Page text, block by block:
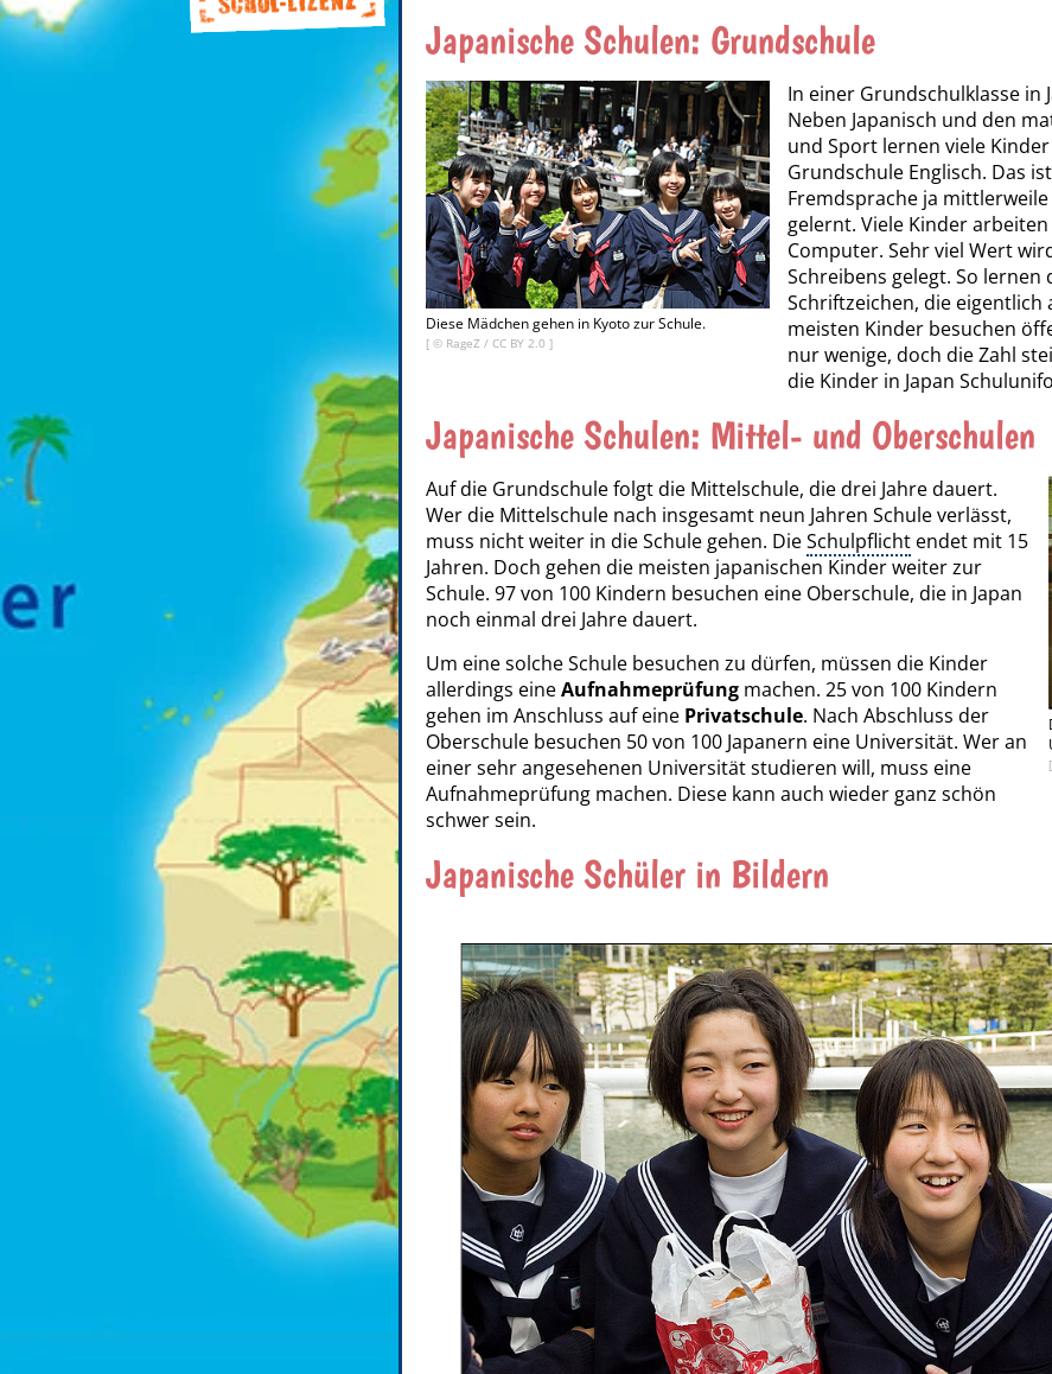
Japanische Schulen: Grundschule
Diese Mädchen gehen in Kyoto zur Schule.
[ © RageZ / CC BY 2.0 ]
In einer Grundschulklasse in
Neben Japanisch und den
und Sport lernen viele
Grundschule Englisch. Das
Fremdsprache ja
gelernt. Viele Kinder
Computer. Sehr viel Wert
Schreibens gelegt. So
Schriftzeichen, die eigentlich
meisten Kinder besuchen
nur wenige, doch die Zahl
die Kinder in Japan
Japanische Schulen: Mittel- und Oberschulen
Auf die Grundschule folgt die Mittelschule, die drei Jahre dauert.
Wer die Mittelschule nach insgesamt neun Jahren Schule verlässt,
muss nicht weiter in die Schule gehen. DieSchulpflicht endet mit 15
Jahren. Doch gehen die meisten japanischen Kinder weiter zur
Schule. 97 von 100 Kindern besuchen eine Oberschule, die in Japan
noch einmal drei Jahre dauert.
Um eine solche Schule besuchen zu dürfen, müssen die Kinder
allerdings eineAufnahmeprüfung machen. 25 von 100 Kindern
gehen im Anschluss auf eine Privatschule. Nach Abschluss der
Oberschule besuchen 50 von 100 Japanern eine Universität. Wer an
einer sehr angesehenen Universität studieren will, muss eine
Aufnahmeprüfung machen. Diese kann auch wieder ganz schön
schwer sein.
Japanische Schüler in Bildern